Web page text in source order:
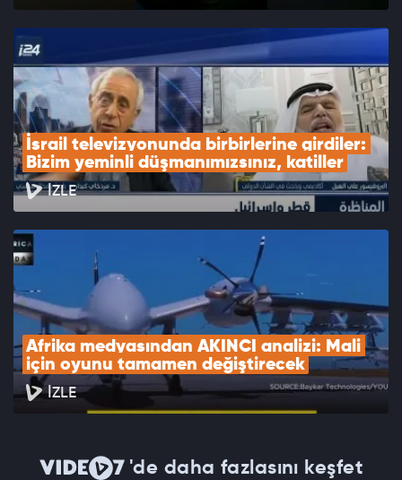
İsrail televizyonunda birbirlerine girdiler:
Bizim yeminli düşmanımızsınız, katiller
İZLE
Afrika medyasından AKINCI analizi: Mali
için oyunu tamamen değiştirecek
İZLE
'de daha fazlasını keşfet